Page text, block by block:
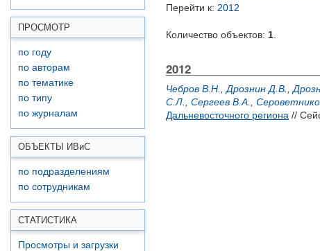
ПРОСМОТР
по году
по авторам
по тематике
по типу
по журналам
ОБЪЕКТЫ ИВиС
по подразделениям
по сотрудникам
СТАТИСТИКА
Просмотры и загрузки
Перейти к: 2012
Количество объектов: 1
2012
Чебров В.Н. Дрознин Д.В.
С.Л.
Сергеев В.А.
Дальневосточного региона //